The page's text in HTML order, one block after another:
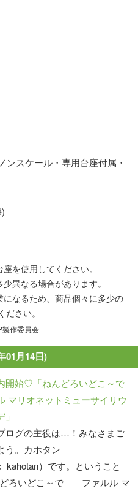
ンスケール・専用台座付属・
を使用してください。
異なる場合があります。
なるため、商品個々に多少の
さい。
製作委員会
01月14日)
開始♡「ねんどろいどこ～で
マリオネットミューサイリウ
ログの主役は…！みなさまご
う。カホタン
）です。ということ
どろいどこ～で ファルル マ